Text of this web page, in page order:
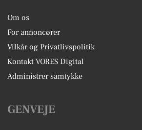
Om os
For annoncører
Vilkår og Privatlivspolitik
Kontakt VORES Digital
Administrer samtykke
GENVEJE